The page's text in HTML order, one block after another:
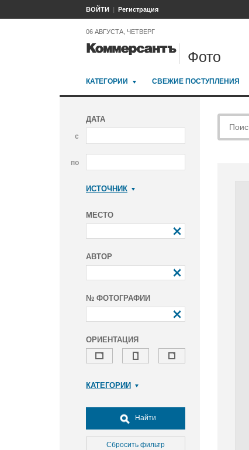
ВОЙТИ Регистрация
06 АВГУСТА, ЧЕТВЕРГ
Фото
КАТЕГОРИИ СВЕЖИЕ ПОСТУПЛЕНИЯ
ДАТА
с
по
ИСТОЧНИК
МЕСТО
АВТОР
№ ФОТОГРАФИИ
ОРИЕНТАЦИЯ
КАТЕГОРИИ
Досуг, туризм и отдых
Культура
Медицина
Найти
Сбросить фильтр